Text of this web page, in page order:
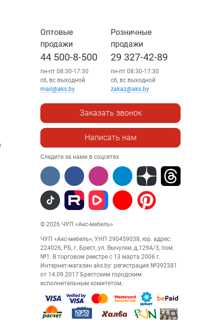
Оптовые
продажи
44 500-8-500
пн-пт 08:30-17:30
сб, вс выходной
mail@aks.by
Розничные
продажи
29 327-42-89
пн-пт 08:30-17:30
сб, вс выходной
zakaz@aks.by
Заказать звонок
Написать нам
Следите за нами в соцсетях
© 2026 ЧУП «Акс-мебель»
ЧУП «Акс-мебель», УНП 290459038, юр. адрес:
224026, РБ, г. Брест, ул. Вычулки, д.129А/3, пом.
№1. В торговом реестре с 13 марта 2006 г.
Интернет-магазин aks.by: регистрация №392381
от 14.09.2017 Брестским городским
исполнительным комитетом.